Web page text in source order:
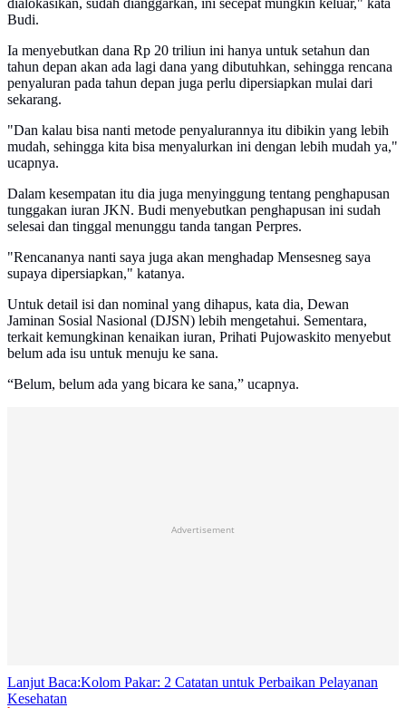
dialokasikan, sudah dianggarkan, ini secepat mungkin keluar," kata
Budi.
Ia menyebutkan dana Rp 20 triliun ini hanya untuk setahun dan
tahun depan akan ada lagi dana yang dibutuhkan, sehingga rencana
penyaluran pada tahun depan juga perlu dipersiapkan mulai dari
sekarang.
"Dan kalau bisa nanti metode penyalurannya itu dibikin yang lebih
mudah, sehingga kita bisa menyalurkan ini dengan lebih mudah ya,"
ucapnya.
Dalam kesempatan itu dia juga menyinggung tentang penghapusan
tunggakan iuran JKN. Budi menyebutkan penghapusan ini sudah
selesai dan tinggal menunggu tanda tangan Perpres.
"Rencananya nanti saya juga akan menghadap Mensesneg saya
supaya dipersiapkan," katanya.
Untuk detail isi dan nominal yang dihapus, kata dia, Dewan
Jaminan Sosial Nasional (DJSN) lebih mengetahui. Sementara,
terkait kemungkinan kenaikan iuran, Prihati Pujowaskito menyebut
belum ada isu untuk menuju ke sana.
“Belum, belum ada yang bicara ke sana,” ucapnya.
Advertisement
Lanjut Baca:Kolom Pakar: 2 Catatan untuk Perbaikan Pelayanan
Kesehatan